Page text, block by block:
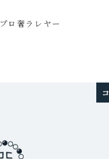
プロ奢ラレヤー